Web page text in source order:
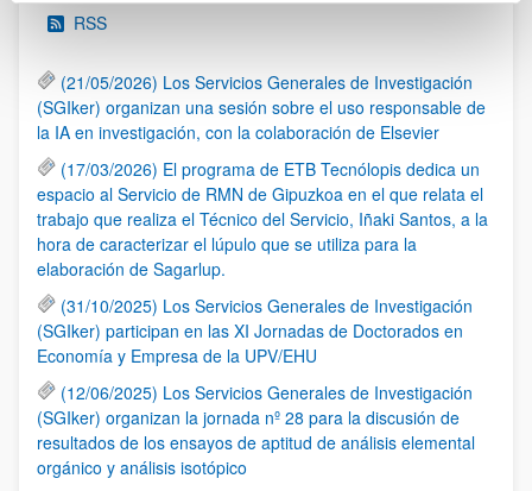
RSS
(21/05/2026) Los Servicios Generales de Investigación
(SGIker) organizan una sesión sobre el uso responsable de
la IA en investigación, con la colaboración de Elsevier
(17/03/2026) El programa de ETB Tecnólopis dedica un
espacio al Servicio de RMN de Gipuzkoa en el que relata el
trabajo que realiza el Técnico del Servicio, Iñaki Santos, a la
hora de caracterizar el lúpulo que se utiliza para la
elaboración de Sagarlup.
(31/10/2025) Los Servicios Generales de Investigación
(SGIker) participan en las XI Jornadas de Doctorados en
Economía y Empresa de la UPV/EHU
(12/06/2025) Los Servicios Generales de Investigación
(SGIker) organizan la jornada nº 28 para la discusión de
resultados de los ensayos de aptitud de análisis elemental
orgánico y análisis isotópico